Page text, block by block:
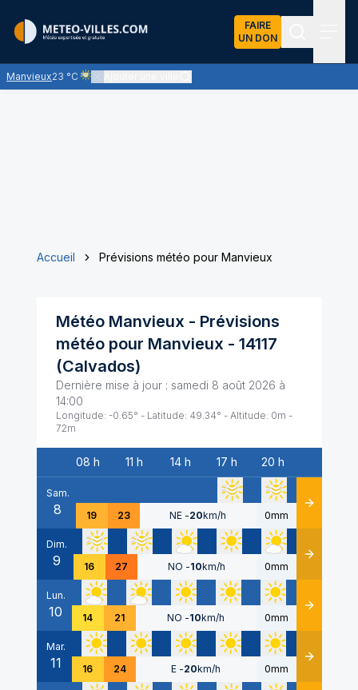
FAIRE
UN DON
Manvieux23 °C
Ciel voilé par des nuages d'altitude, ternissant plus ou
Accueil Prévisions météo pour Manvieux
Météo Manvieux - Prévisions
météo pour Manvieux - 14117
(Calvados)
Dernière mise à jour : samedi 8 août 2026 à
14:00
Longitude: -0.65° - Latitude: 49.34° - Altitude: 0m -
72m
Date
08 h 11 h 14 h 17 h 20 h
Sam.
8 19 23 NE -20km/h 0mm Détails
Dim.
9 16 27 NO -10km/h 0mm Détails
Lun.
10 14 21 NO -10km/h 0mm Détails
Mar.
11 16 24 E -20km/h 0mm Détails